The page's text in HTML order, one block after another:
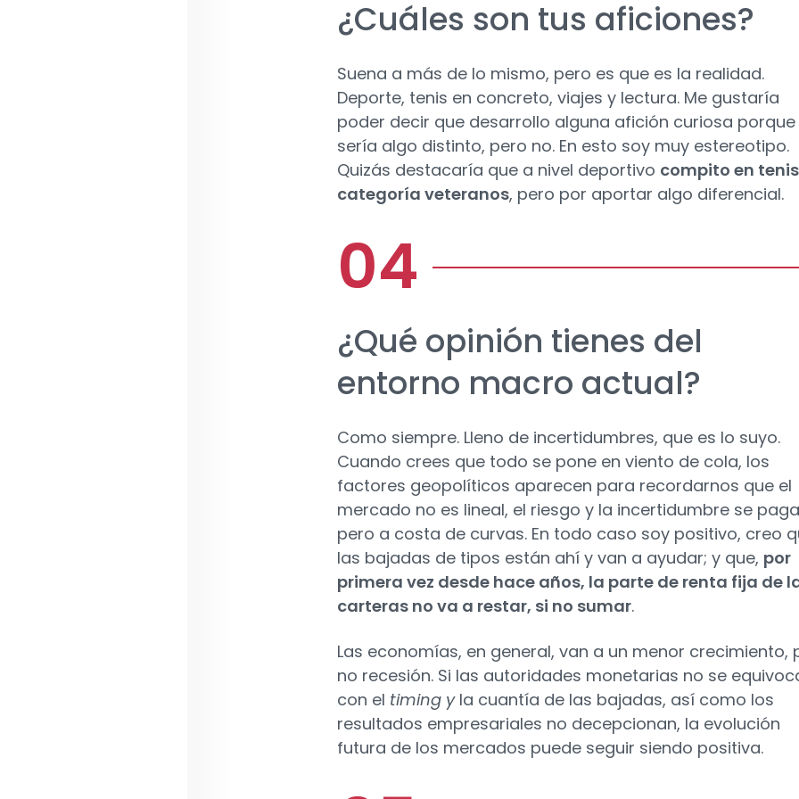
¿Cuáles son tus aficiones?
Suena a más de lo mismo, pero es que es la realidad.
Deporte, tenis en concreto, viajes y lectura. Me gustaría
poder decir que desarrollo alguna afición curiosa porque
sería algo distinto, pero no. En esto soy muy estereotipo.
Quizás destacaría que a nivel deportivo compito en
categoría veteranos, pero por aportar algo diferencial.
¿Qué opinión tienes del
entorno macro actual?
Como siempre. Lleno de incertidumbres, que es lo suyo.
Cuando crees que todo se pone en viento de cola, los
factores geopolíticos aparecen para recordarnos que el
mercado no es lineal, el riesgo y la incertidumbre se paga
pero a costa de curvas. En todo caso soy positivo, creo
las bajadas de tipos están ahí y van a ayudar; y que, por
primera vez desde hace años, la parte de renta fija de
carteras no va a restar, si no sumar.
Las economías, en general, van a un menor crecimiento,
no recesión. Si las autoridades monetarias no se
con el timing yla cuantía de las bajadas, así como los
resultados empresariales no decepcionan, la evolución
futura de los mercados puede seguir siendo positiva.